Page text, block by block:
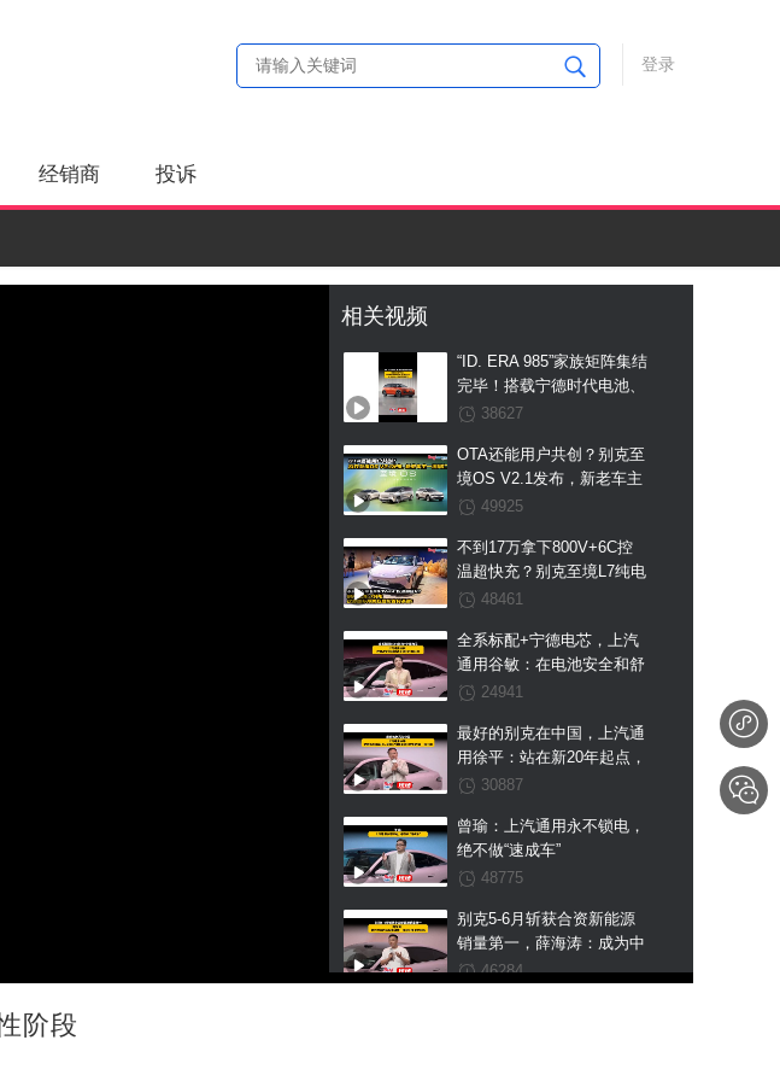
登录
经销商 投诉
相关视频
“ID. ERA 985”家族矩阵集结
完毕！搭载宁德时代电池、
支持真端到端全场景
5X工信部申报图曝光
38627
OTA还能用户共创？别克至
境OS V2.1发布，新老车主
一视同仁
49925
不到17万拿下800V+6C控
温超快充？别克至境L7纯电
这波国补预售权益价直接杀
48461
全系标配+宁德电芯，上汽
通用谷敏：在电池安全和舒
适上我们不搞区别
24941
最好的别克在中国，上汽通
用徐平：站在新20年起点，
至境L7纯电是我们交出的第
30887
曾瑜：上汽通用永不锁电，
绝不做“速成车”
48775
别克5-6月斩获合资新能源
销量第一，薛海涛：成为中
国市场新能源第一是我们未
46284
阶段